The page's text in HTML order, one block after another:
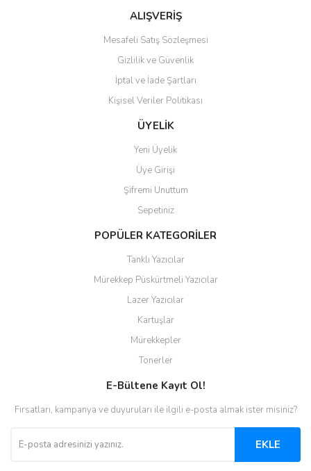
ALIŞVERİŞ
Mesafeli Satış Sözleşmesi
Gizlilik ve Güvenlik
İptal ve İade Şartları
Kişisel Veriler Politikası
ÜYELİK
Yeni Üyelik
Üye Girişi
Şifremi Unuttum
Sepetiniz
POPÜLER KATEGORİLER
Tanklı Yazıcılar
Mürekkep Püskürtmeli Yazıcılar
Lazer Yazıcılar
Kartuşlar
Mürekkepler
Tonerler
E-Bültene Kayıt Ol!
Fırsatları, kampanya ve duyuruları ile ilgili e-posta almak ister misiniz?
EKLE